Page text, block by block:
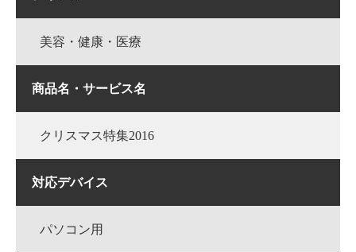
美容・健康・医療
商品名・サービス名
クリスマス特集2016
対応デバイス
パソコン用